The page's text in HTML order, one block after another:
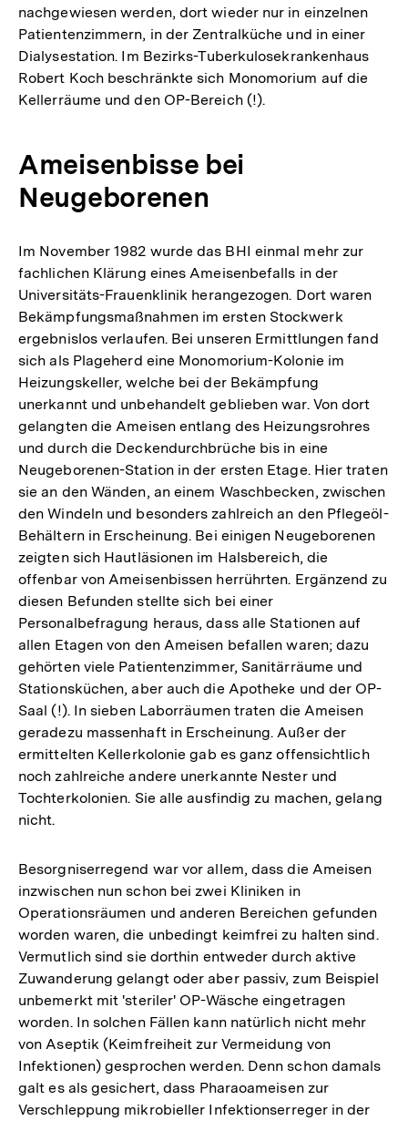
nachgewiesen werden, dort wieder nur in einzelnen
Patientenzimmern, in der Zentralküche und in einer
Dialysestation. Im Bezirks-Tuberkulosekrankenhaus
Robert Koch beschränkte sich Monomorium auf die
Kellerräume und den OP-Bereich (!).
Ameisenbisse bei
Neugeborenen
Im November 1982 wurde das BHI einmal mehr zur
fachlichen Klärung eines Ameisenbefalls in der
Universitäts-Frauenklinik herangezogen. Dort waren
Bekämpfungsmaßnahmen im ersten Stockwerk
ergebnislos verlaufen. Bei unseren Ermittlungen fand
sich als Plageherd eine Monomorium-Kolonie im
Heizungskeller, welche bei der Bekämpfung
unerkannt und unbehandelt geblieben war. Von dort
gelangten die Ameisen entlang des Heizungsrohres
und durch die Deckendurchbrüche bis in eine
Neugeborenen-Station in der ersten Etage. Hier traten
sie an den Wänden, an einem Waschbecken, zwischen
den Windeln und besonders zahlreich an den Pflegeöl-
Behältern in Erscheinung. Bei einigen Neugeborenen
zeigten sich Hautläsionen im Halsbereich, die
offenbar von Ameisenbissen herrührten. Ergänzend zu
diesen Befunden stellte sich bei einer
Personalbefragung heraus, dass alle Stationen auf
allen Etagen von den Ameisen befallen waren; dazu
gehörten viele Patientenzimmer, Sanitärräume und
Stationsküchen, aber auch die Apotheke und der OP-
Saal (!). In sieben Laborräumen traten die Ameisen
geradezu massenhaft in Erscheinung. Außer der
ermittelten Kellerkolonie gab es ganz offensichtlich
noch zahlreiche andere unerkannte Nester und
Tochterkolonien. Sie alle ausfindig zu machen, gelang
nicht.
Besorgniserregend war vor allem, dass die Ameisen
inzwischen nun schon bei zwei Kliniken in
Operationsräumen und anderen Bereichen gefunden
worden waren, die unbedingt keimfrei zu halten sind.
Vermutlich sind sie dorthin entweder durch aktive
Zuwanderung gelangt oder aber passiv, zum Beispiel
unbemerkt mit 'steriler' OP-Wäsche eingetragen
worden. In solchen Fällen kann natürlich nicht mehr
von Aseptik (Keimfreiheit zur Vermeidung von
Infektionen) gesprochen werden. Denn schon damals
galt es als gesichert, dass Pharaoameisen zur
Verschleppung mikrobieller Infektionserreger in der